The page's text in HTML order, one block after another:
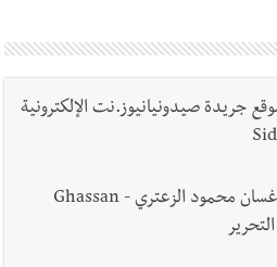
جريدة صيدونيانيوز.نت الإلكترونية
الصحافي السفير غسان محمود الزعتري - Ghassan